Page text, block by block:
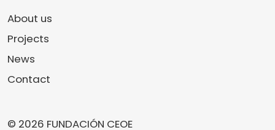
About us
Projects
News
Contact
© 2026 FUNDACIÓN CEOE